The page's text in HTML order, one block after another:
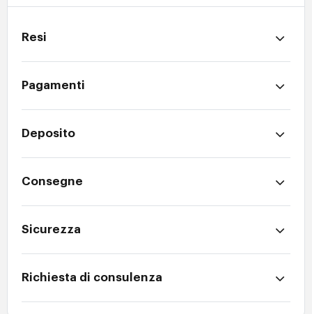
Resi
Pagamenti
Deposito
Consegne
Sicurezza
Richiesta di consulenza